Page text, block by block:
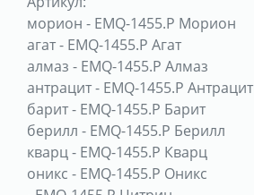
морион - EMQ-1455.P Морион
агат- EMQ-1455.P Агат
алмаз - EMQ-1455.P Алмаз
антрацит- EMQ-1455.P Антрацит
барит- EMQ-1455.P Барит
берилл - EMQ-1455.P Берилл
кварц- EMQ-1455.P Кварц
оникс - EMQ-1455.P Оникс